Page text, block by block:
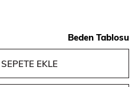
Beden Tablosu